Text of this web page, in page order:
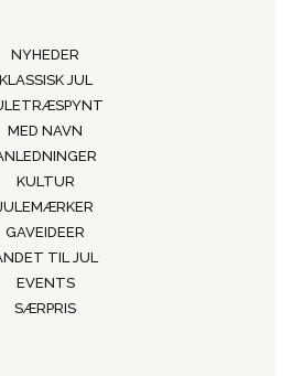
NYHEDER
KLASSISK JUL
MED NAVN
KULTUR
GAVEIDEER
TIL JUL
EVENTS
SÆRPRIS